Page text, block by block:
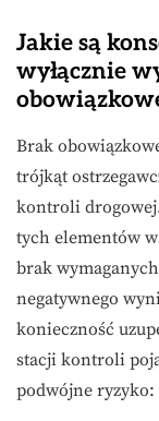
Jakie są
wyłącznie
Brak
trójkąt
kontroli
tych elementów
brak
negatywnego
konieczność
stacji kontroli
podwójne